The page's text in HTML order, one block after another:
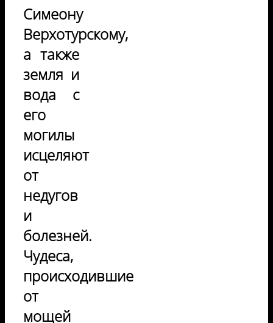
Симеону
Верхотурскому,
а также
земля и
вода с
его
могилы
исцеляют
от
недугов
и
болезней.
Чудеса,
происходившие
от
мощей